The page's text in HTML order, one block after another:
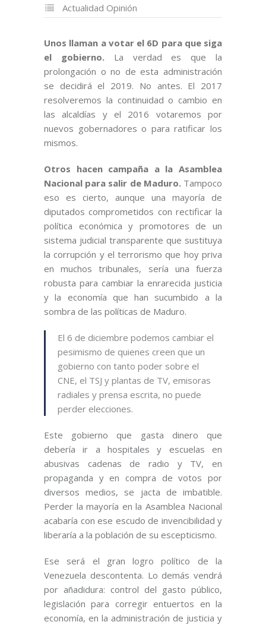
Actualidad Opinión
Unos llaman a votar el 6D para que siga
el gobierno.La verdad es que la
prolongación o no de esta administración
se decidirá el 2019. No antes. El 2017
resolveremos la continuidad o cambio en
las alcaldías y el 2016 votaremos por
nuevos gobernadores o para ratificar los
mismos.
Otros hacen campaña a la Asamblea
Nacional para salir de Maduro.Tampoco
eso es cierto, aunque una mayoría de
diputados comprometidos con rectificar la
política económica y promotores de un
sistema judicial transparente que sustituya
la corrupción y el terrorismo que hoy priva
en muchos tribunales, sería una fuerza
robusta para cambiar la enrarecida justicia
y la economía que han sucumbido a la
sombra de las políticas de Maduro.
El 6 de diciembre podemos cambiar el
pesimismo de quienes creen que un
gobierno con tanto poder sobre el
CNE, el TSJ y plantas de TV, emisoras
radiales y prensa escrita, no puede
perder elecciones.
Este gobierno que gasta dinero que
debería ir a hospitales y escuelas en
abusivas cadenas de radio y TV, en
propaganda y en compra de votos por
diversos medios, se jacta de imbatible.
Perder la mayoría en la Asamblea Nacional
acabaría con ese escudo de invencibilidad y
liberaría a la población de su escepticismo.
Ese será el gran logro político de la
Venezuela descontenta. Lo demás vendrá
por añadidura: control del gasto público,
legislación para corregir entuertos en la
economía, en la administración de justicia y